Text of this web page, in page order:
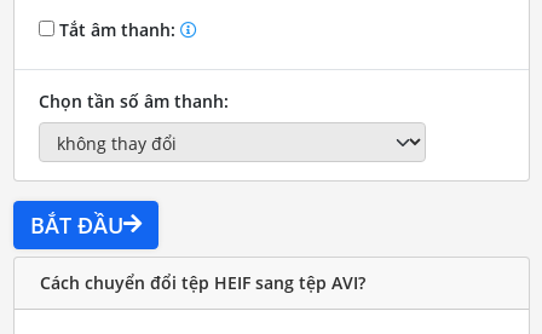
Tắt âm thanh:
Chọn tần số âm thanh:
BẮT ĐẦU
Cách chuyển đổi tệp HEIF sang tệp AVI?